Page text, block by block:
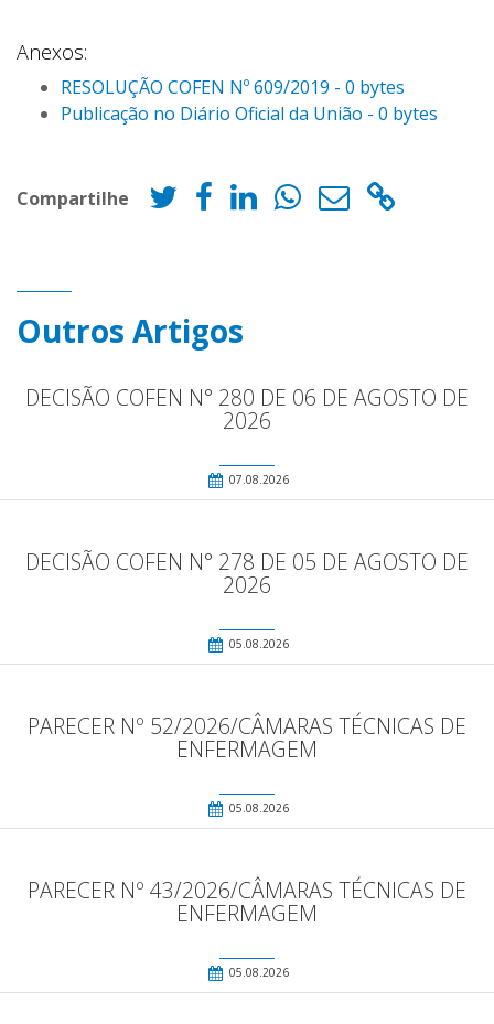
Anexos:
RESOLUÇÃO COFEN Nº 609/2019 - 0 bytes
Publicação no Diário Oficial da União - 0 bytes
Compartilhe
Outros Artigos
DECISÃO COFEN N° 280 DE 06 DE AGOSTO DE
2026
07.08.2026
DECISÃO COFEN N° 278 DE 05 DE AGOSTO DE
2026
05.08.2026
PARECER Nº 52/2026/CÂMARAS TÉCNICAS DE
ENFERMAGEM
05.08.2026
PARECER Nº 43/2026/CÂMARAS TÉCNICAS DE
ENFERMAGEM
05.08.2026